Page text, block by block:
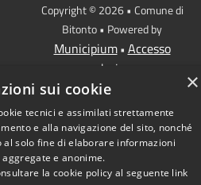
Copyright © 2026 • Comune di
Bitonto • Powered by
Municipium• Accesso
redazione
×
sui cookie
tecnici e assimilati strettamente
e alla navigazione del sito, nonché
al solo fine di elaborare informazioni
e anonime.
la cookie policy al seguente link